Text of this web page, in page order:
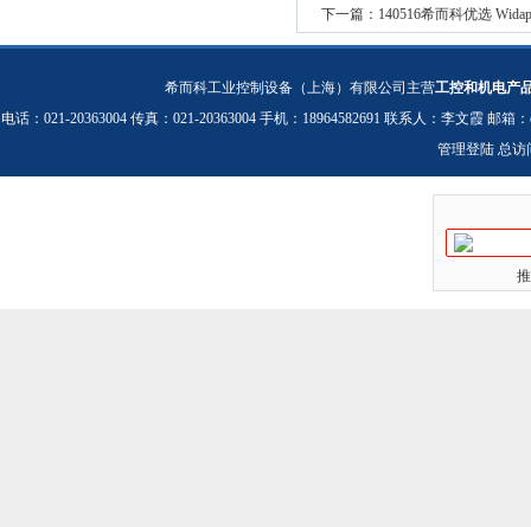
下一篇： 140516希而科优选
希而科工业控制设备（上海）有限公司主营工控和机电产
电话：021-20363004 传真：021-20363004 手机：18964582691 联系人：李文霞 邮箱：
管理登陆 总访